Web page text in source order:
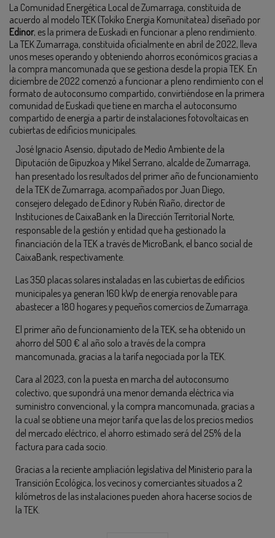
La Comunidad Energética Local de Zumarraga, constituida de
acuerdo al modelo TEK (Tokiko Energia Komunitatea) diseñado por
Edinor, es la primera de Euskadi en funcionar a pleno rendimiento.
La TEK Zumarraga, constituida oficialmente en abril de 2022, lleva
unos meses operando y obteniendo ahorros económicos gracias a
la compra mancomunada que se gestiona desde la propia TEK. En
diciembre de 2022 comenzó a funcionar a pleno rendimiento con el
formato de autoconsumo compartido, convirtiéndose en la primera
comunidad de Euskadi que tiene en marcha el autoconsumo
compartido de energía a partir de instalaciones fotovoltaicas en
cubiertas de edificios municipales.
José Ignacio Asensio, diputado de Medio Ambiente de la
Diputación de Gipuzkoa y Mikel Serrano, alcalde de Zumarraga,
han presentado los resultados del primer año de funcionamiento
de la TEK de Zumarraga, acompañados por Juan Diego,
consejero delegado de Edinor y Rubén Riaño, director de
Instituciones de CaixaBank en la Dirección Territorial Norte,
responsable de la gestión y entidad que ha gestionado la
financiación de la TEK a través de MicroBank, el banco social de
CaixaBank, respectivamente.
Las 350 placas solares instaladas en las cubiertas de edificios
municipales ya generan 160 kWp de energía renovable para
abastecer a 180 hogares y pequeños comercios de Zumarraga.
El primer año de funcionamiento de la TEK, se ha obtenido un
ahorro del 500 € al año solo a través de la compra
mancomunada, gracias a la tarifa negociada por la TEK.
Cara al 2023, con la puesta en marcha del autoconsumo
colectivo, que supondrá una menor demanda eléctrica vía
suministro convencional, y la compra mancomunada, gracias a
la cual se obtiene una mejor tarifa que las de los precios medios
del mercado eléctrico, el ahorro estimado será del 25% de la
factura para cada socio.
Gracias a la reciente ampliación legislativa del Ministerio para la
Transición Ecológica, los vecinos y comerciantes situados a 2
kilómetros de las instalaciones pueden ahora hacerse socios de
la TEK.